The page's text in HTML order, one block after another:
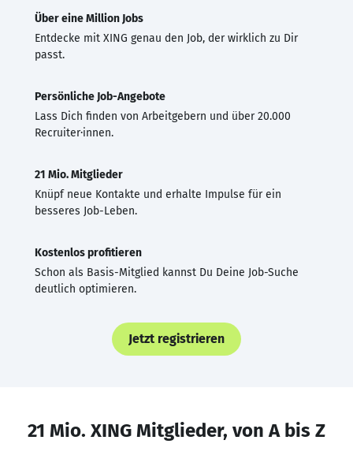
Über eine Million Jobs
Entdecke mit XING genau den Job, der wirklich zu Dir
passt.
Persönliche Job-Angebote
Lass Dich finden von Arbeitgebern und über 20.000
Recruiter·innen.
21 Mio. Mitglieder
Knüpf neue Kontakte und erhalte Impulse für ein
besseres Job-Leben.
Kostenlos profitieren
Schon als Basis-Mitglied kannst Du Deine Job-Suche
deutlich optimieren.
Jetzt registrieren
21 Mio. XING Mitglieder, von A bis Z